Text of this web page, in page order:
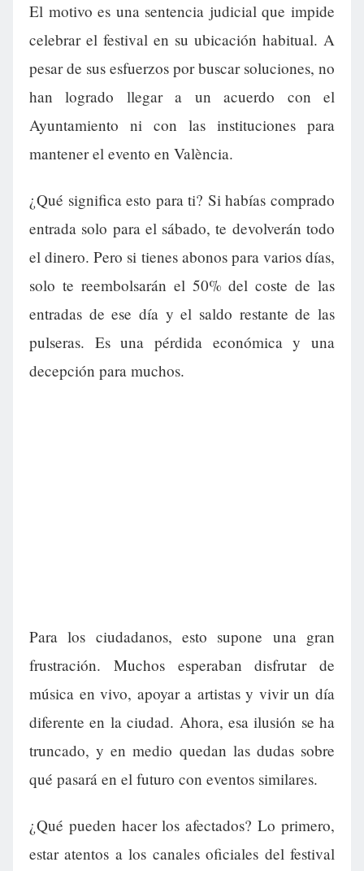
El motivo es una sentencia judicial que impide
celebrar el festival en su ubicación habitual. A
pesar de sus esfuerzos por buscar soluciones, no
han logrado llegar a un acuerdo con el
Ayuntamiento ni con las instituciones para
mantener el evento en València.
¿Qué significa esto para ti? Si habías comprado
entrada solo para el sábado, te devolverán todo
el dinero. Pero si tienes abonos para varios días,
solo te reembolsarán el 50% del coste de las
entradas de ese día y el saldo restante de las
pulseras. Es una pérdida económica y una
decepción para muchos.
Para los ciudadanos, esto supone una gran
frustración. Muchos esperaban disfrutar de
música en vivo, apoyar a artistas y vivir un día
diferente en la ciudad. Ahora, esa ilusión se ha
truncado, y en medio quedan las dudas sobre
qué pasará en el futuro con eventos similares.
¿Qué pueden hacer los afectados? Lo primero,
estar atentos a los canales oficiales del festival